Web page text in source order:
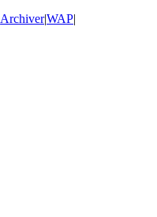
Archiver|WAP|